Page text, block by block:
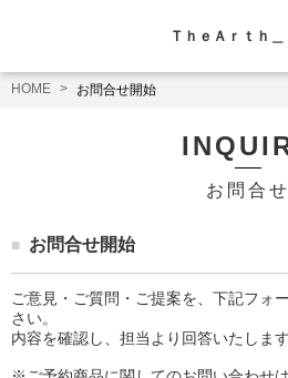
ＴｈｅＡｒｔｈ＿
HOME お問合せ開始
お問合せ
お問合せ開始
ご意見・ご質問・ご提案を、下記フォ
さい。
内容を確認し、担当より回答いたします